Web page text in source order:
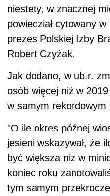
niestety, w znacznej
powiedział cytowany
prezes Polskiej Izby
Robert Czyżak.
Jak dodano, w ub.r.
osób więcej niż w
w samym rekordowym
"O ile okres późnej
jesieni wskazywał, że
być większa niż w
koniec roku
tym samym